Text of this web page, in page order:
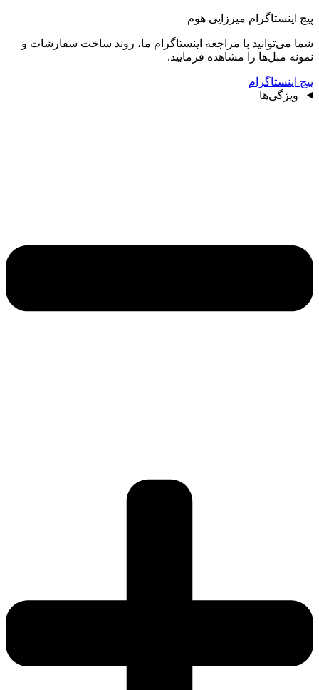
پیج اینستاگرام میرزایی هوم
شما می‌توانید با مراجعه اینستاگرام ما، روند ساخت سفارشات و
نمونه مبل‌ها را مشاهده فرمایید.
پیج اینستاگرام
ویژگی‌ها